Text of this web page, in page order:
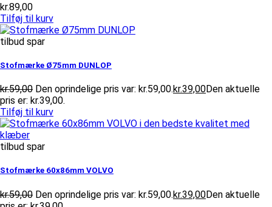
kr.89,00
Tilføj til kurv
tilbud spar
Stofmærke Ø75mm DUNLOP
kr.59,00 Den oprindelige pris var: kr.59,00.kr.39,00Den aktuelle
pris er: kr.39,00.
Tilføj til kurv
tilbud spar
Stofmærke 60x86mm VOLVO
kr.59,00 Den oprindelige pris var: kr.59,00.kr.39,00Den aktuelle